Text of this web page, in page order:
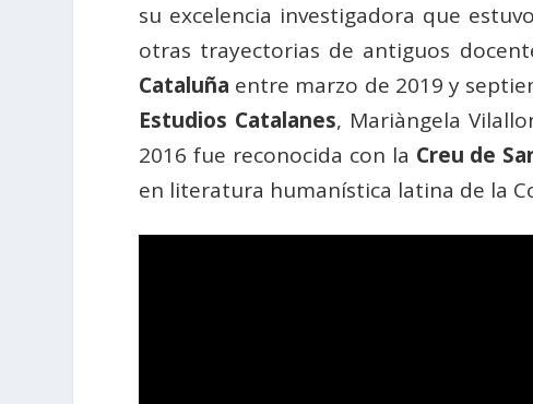
su excelencia investigadora que
otras trayectorias de antiguos
Cataluña entre marzo de 2019 y
Estudios Catalanes, Mariàngela
2016 fue reconocida con la Creu de
en literatura humanística latina de la